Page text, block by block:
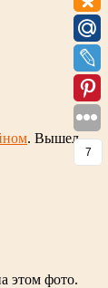
. Вышел —
этом фото.
7